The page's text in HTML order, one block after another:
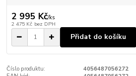
2 995 Kč/ks
2 475 Kč bez DPH
Přidat do košíku
Číslo produktu:
4056487056272